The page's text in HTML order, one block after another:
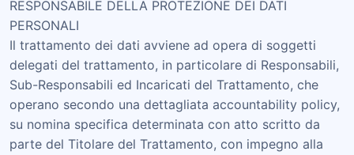
RESPONSABILE DELLA PROTEZIONE DEI DATI
PERSONALI
Il trattamento dei dati avviene ad opera di soggetti
delegati del trattamento, in particolare di Responsabili,
Sub-Responsabili ed Incaricati del Trattamento, che
operano secondo una dettagliata accountability policy,
su nomina specifica determinata con atto scritto da
parte del Titolare del Trattamento, con impegno alla